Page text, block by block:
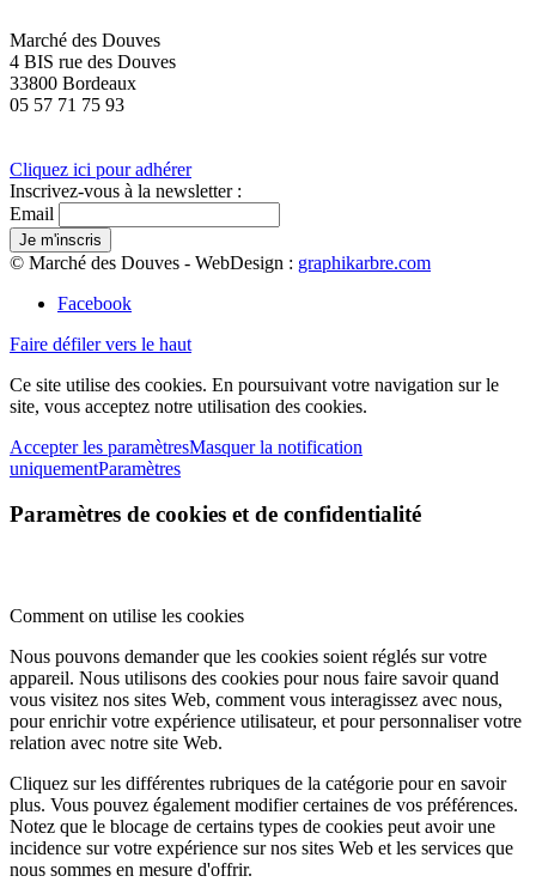
Marché des Douves
4 BIS rue des Douves
33800 Bordeaux
05 57 71 75 93
Cliquez ici pour adhérer
Inscrivez-vous à la newsletter :
Email
© Marché des Douves - WebDesign : graphikarbre.com
Facebook
Faire défiler vers le haut
Ce site utilise des cookies. En poursuivant votre navigation sur le
site, vous acceptez notre utilisation des cookies.
Accepter les paramètresMasquer la notification
uniquementParamètres
Paramètres de cookies et de confidentialité
Comment on utilise les cookies
Nous pouvons demander que les cookies soient réglés sur votre
appareil. Nous utilisons des cookies pour nous faire savoir quand
vous visitez nos sites Web, comment vous interagissez avec nous,
pour enrichir votre expérience utilisateur, et pour personnaliser votre
relation avec notre site Web.
Cliquez sur les différentes rubriques de la catégorie pour en savoir
plus. Vous pouvez également modifier certaines de vos préférences.
Notez que le blocage de certains types de cookies peut avoir une
incidence sur votre expérience sur nos sites Web et les services que
nous sommes en mesure d'offrir.